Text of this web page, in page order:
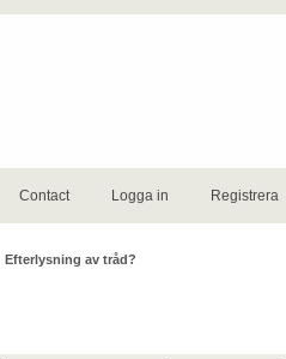
Contact Logga in Registrera
Efterlysning av tråd?